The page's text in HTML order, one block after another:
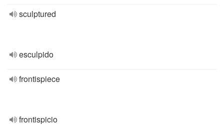
sculptured
esculpido
frontispiece
frontispicio